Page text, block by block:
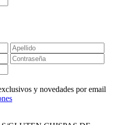
y novedades por email